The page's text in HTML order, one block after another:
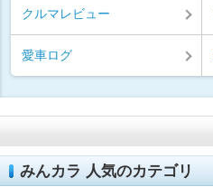
クルマレビュー
愛車ログ
みんカラ 人気のカテゴリ